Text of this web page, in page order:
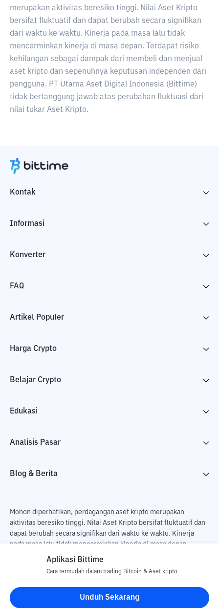
merupakan aktivitas beresiko tinggi. Nilai Aset Kripto
bersifat fluktuatif dan dapat berubah secara signifikan
dari waktu ke waktu. Kinerja pada masa lalu tidak
mencerminkan kinerja di masa depan. Terdapat risiko
kehilangan sebagai dampak dari membeli dan menjual
aset kripto dan sepenuhnya keputusan independen dari
pengguna. PT Utama Aset Digital Indonesia (Bittime)
tidak bertanggung jawab atas perubahan fluktuasi dari
nilai tukar Aset Kripto.
Kontak
Informasi
Konverter
FAQ
Artikel Populer
Harga Crypto
Belajar Crypto
Edukasi
Analisis Pasar
Blog & Berita
Mohon diperhatikan, perdagangan aset kripto merupakan
aktivitas beresiko tinggi. Nilai Aset Kripto bersifat fluktuatif dan
dapat berubah secara signifikan dari waktu ke waktu. Kinerja
pada masa lalu tidak mencerminkan kinerja di masa depan.
Terdapat risiko kehilangan sebagai dampak dari membeli dan
pengguna. PT Utama Aset Digital Indonesia (Bittime) tidak
bertanggung jawab atas perubahan fluktuasi dari nilai tukar Aset
Kripto.
Aplikasi Bittime
Cara termudah dalam trading Bitcoin & Aset kripto
Unduh Sekarang